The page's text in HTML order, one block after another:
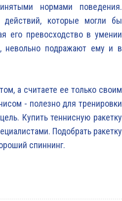
нормами поведения.
действий, которые могли бы
его превосходство в умении
невольно подражают ему и в
а считаете ее только своим
- полезно для тренировки
Купить теннисную ракетку
Подобрать ракетку
спиннинг.